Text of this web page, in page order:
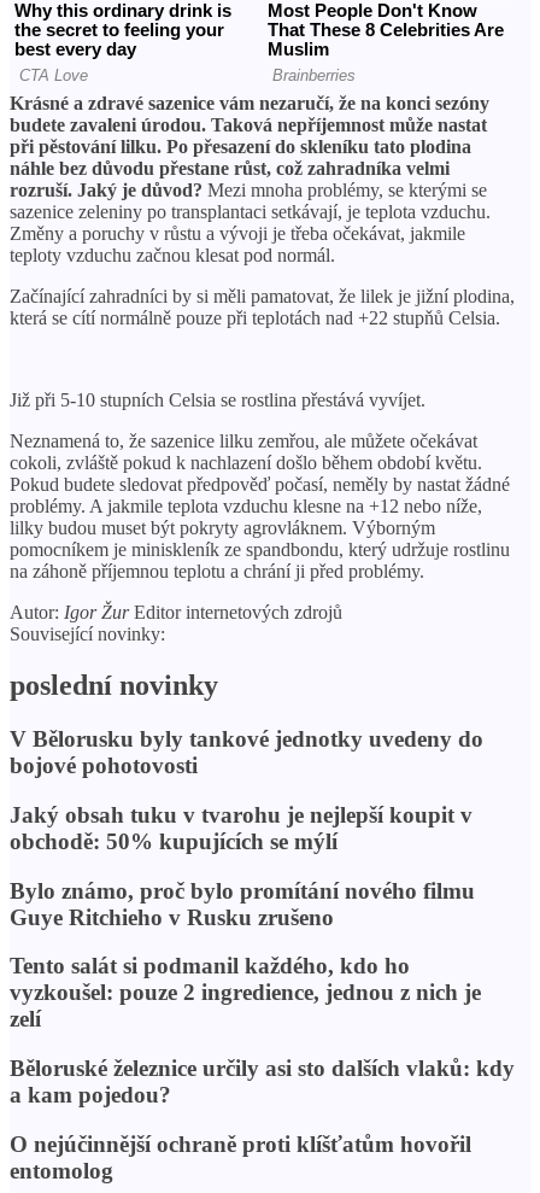
Krásné a zdravé sazenice vám nezaručí, že na konci sezóny
budete zavaleni úrodou. Taková nepříjemnost může nastat
při pěstování lilku. Po přesazení do skleníku tato plodina
náhle bez důvodu přestane růst, což zahradníka velmi
rozruší. Jaký je důvod? Mezi mnoha problémy, se kterými se
sazenice zeleniny po transplantaci setkávají, je teplota vzduchu.
Změny a poruchy v růstu a vývoji je třeba očekávat, jakmile
teploty vzduchu začnou klesat pod normál.
Začínající zahradníci by si měli pamatovat, že lilek je jižní plodina,
která se cítí normálně pouze při teplotách nad +22 stupňů Celsia.
Již při 5-10 stupních Celsia se rostlina přestává vyvíjet.
Neznamená to, že sazenice lilku zemřou, ale můžete očekávat
cokoli, zvláště pokud k nachlazení došlo během období květu.
Pokud budete sledovat předpověď počasí, neměly by nastat žádné
problémy. A jakmile teplota vzduchu klesne na +12 nebo níže,
lilky budou muset být pokryty agrovláknem. Výborným
pomocníkem je miniskleník ze spandbondu, který udržuje rostlinu
na záhoně příjemnou teplotu a chrání ji před problémy.
Autor: Igor ŽurEditor internetových zdrojů
Související novinky:
poslední novinky
V Bělorusku byly tankové jednotky uvedeny do
bojové pohotovosti
Jaký obsah tuku v tvarohu je nejlepší koupit v
obchodě: 50% kupujících se mýlí
Bylo známo, proč bylo promítání nového filmu
Guye Ritchieho v Rusku zrušeno
Tento salát si podmanil každého, kdo ho
vyzkoušel: pouze 2 ingredience, jednou z nich je
zelí
Běloruské železnice určily asi sto dalších vlaků: kdy
a kam pojedou?
O nejúčinnější ochraně proti klíšťatům hovořil
entomolog